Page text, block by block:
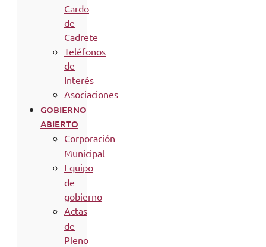
Cardo
de
Cadrete
Teléfonos
de
Interés
Asociaciones
GOBIERNO
ABIERTO
Corporación
Municipal
Equipo
de
gobierno
Actas
de
Pleno